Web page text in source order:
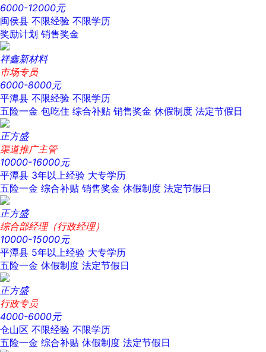
6000-12000元
闽侯县 不限经验 不限学历
奖励计划 销售奖金
祥鑫新材料
市场专员
6000-8000元
平潭县 不限经验 不限学历
五险一金 包吃住 综合补贴 销售奖金 休假制度 法定节假日
正方盛
渠道推广主管
10000-16000元
平潭县 3年以上经验 大专学历
五险一金 综合补贴 销售奖金 休假制度 法定节假日
正方盛
综合部经理（行政经理）
10000-15000元
平潭县 5年以上经验 大专学历
五险一金 休假制度 法定节假日
正方盛
行政专员
4000-6000元
仓山区 不限经验 不限学历
五险一金 综合补贴 休假制度 法定节假日